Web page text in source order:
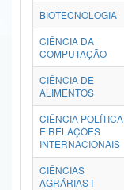
Advocacia-Geral da União
Banco Central do Brasil
BIOTECNOLOGIA
CIÊNCIA DA
COMPUTAÇÃO
CIÊNCIA DE
ALIMENTOS
CIÊNCIA POLÍTICA
E RELAÇÕES
INTERNACIONAIS
CIÊNCIAS
AGRÁRIAS I